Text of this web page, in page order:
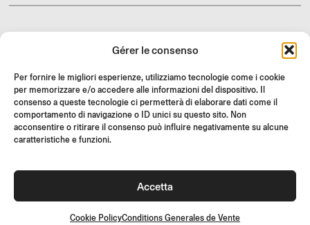
Gérer le consenso
Per fornire le migliori esperienze, utilizziamo tecnologie come i cookie
per memorizzare e/o accedere alle informazioni del dispositivo. Il
consenso a queste tecnologie ci permetterà di elaborare dati come il
comportamento di navigazione o ID unici su questo sito. Non
acconsentire o ritirare il consenso può influire negativamente su alcune
caratteristiche e funzioni.
Accetta
Cookie PolicyConditions Generales de Vente
SUPPORT ET FAQ
RETOURS
INSTRUCTIONS DE MONTAGE
GIFT CARD
Rejoignez la communauté Rizoma et accédez à des contenus
exclusifs et des offres spéciales !